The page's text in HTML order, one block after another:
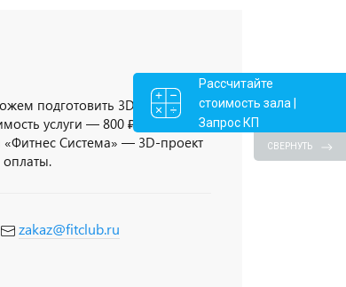
подготовить 3D-проект
услуги — 800 ₽/кв.метр,
Система» — 3D-проект
оплаты.
zakaz@fitclub.ru
Рассчитайте
стоимость зала |
Запрос КП
СВЕРНУТЬ